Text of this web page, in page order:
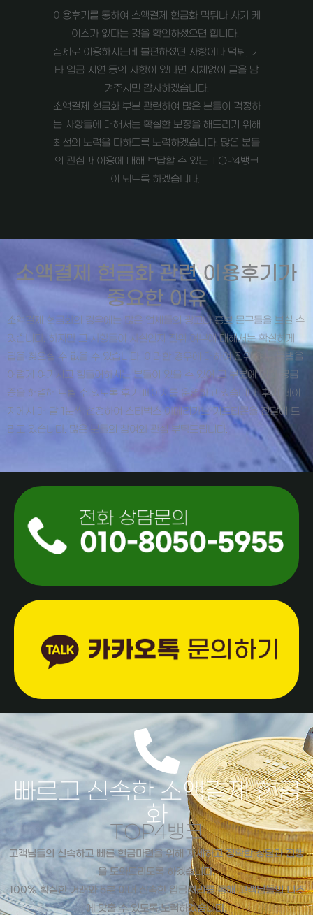
이용후기를 통하여 소액결제 현금화 먹튀나 사기 케
이스가 없다는 것을 확인하셨으면 합니다.
실제로 이용하시는데 불편하셨던 사항이나 먹튀, 기
타 입금 지연 등의 사항이 있다면 지체없이 글을 남
겨주시면 감사하곘습니다.
소액결제 현금화 부분 관련하여 많은 분들이 걱정하
는 사항들에 대해서는 확실한 보장을 해드리기 위해
최선의 노력을 다하도록 노력하겠습니다. 많은 분들
의 관심과 이용에 대해 보답할 수 있는 TOP4뱅크
이 되도록 하겠습니다.
소액결제 현금화 관련 이용후기가
중요한 이유
소액결제 현금화의 경우에는 많은 업체들의 광고나 홍보 문구들을 보실 수
있습니다. 하지만 그 사항들이 사실인지 진위 여부에 대해서는 확실하게
답을 찾으실 수 없을 수 있습니다. 이러한 경우에 대하여 진위 여부 분별을
어렵게 여기시고 힘들어하시는 분들이 있을 수 있어 그 부분에 대한 궁금
증을 해결해 드릴 수 있도록 후기 페이지를 운영하고 있습니다. 후기 페이
지에서 매 달 1분씩 선정하여 스타벅스 아메리카노 기프티콘을 전달해 드
리고 있습니다. 많은 분들의 참여와 관심 부탁드립니다.
빠르고 신속한 소액결제 현금
화
TOP4뱅크
고객님들의 신속하고 빠른 현금마련을 위해 자세하고 정확한 상담과 진행
을 도와드리도록 하겠습니다.
100% 확실한 거래와 5분 이내 신속한 입금처리를 통해 고객님들의 니즈
에 맞출 수 있도록 노력하겠습니다.